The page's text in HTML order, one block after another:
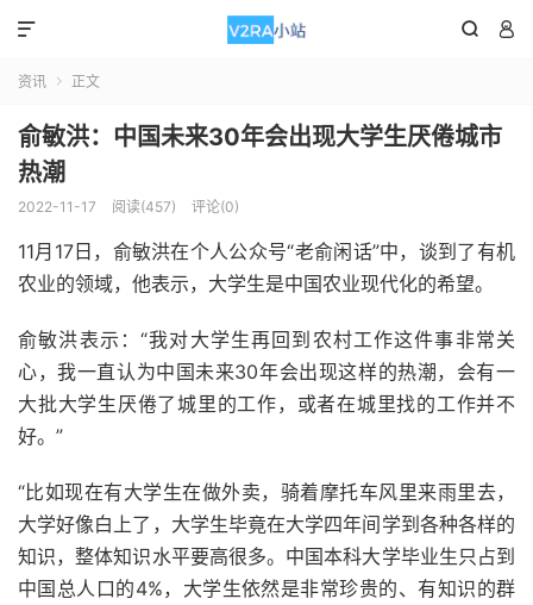
 

资讯  正文
俞敏洪：中国未来30年会出现大学生厌倦城市
热潮
2022-11-17 阅读(457) 评论(0)
11月17日，俞敏洪在个人公众号“老俞闲话”中，谈到了有机
农业的领域，他表示，大学生是中国农业现代化的希望。
俞敏洪表示：“我对大学生再回到农村工作这件事非常关
心，我一直认为中国未来30年会出现这样的热潮，会有一
大批大学生厌倦了城里的工作，或者在城里找的工作并不
好。”
“比如现在有大学生在做外卖，骑着摩托车风里来雨里去，
大学好像白上了，大学生毕竟在大学四年间学到各种各样的
知识，整体知识水平要高很多。中国本科大学毕业生只占到
中国总人口的4%，大学生依然是非常珍贵的、有知识的群